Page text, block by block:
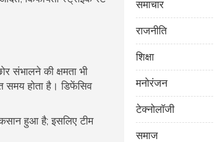
संभालने की क्षमता भी
होता है। डिफेंसिव
हुआ है; इसलिए टीम
समाचार
राजनीति
शिक्षा
मनोरंजन
टेक्नोलॉजी
समाज